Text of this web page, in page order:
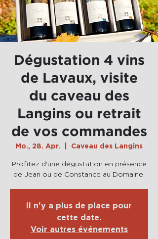
Dégustation 4 vins
de Lavaux, visite
du caveau des
Langins ou retrait
de vos commandes
Mo., 28. Apr. Caveau des Langins
Profitez d'une dégustation en présence
de Jean ou de Constance au Domaine.
Il n'y a plus de place pour
cette date.
Voir autres événements